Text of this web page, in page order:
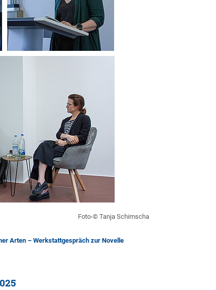
Foto-© Tanja Schimscha
Arten – Werkstattgespräch zur Novelle